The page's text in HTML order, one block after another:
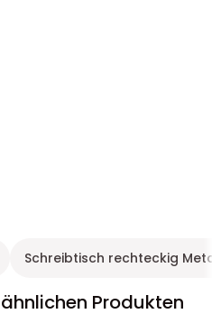
Schreibtisch rechteckig
Produkten